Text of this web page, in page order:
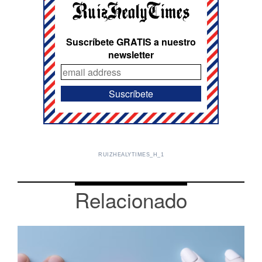
Suscríbete GRATIS a nuestro
newsletter
RUIZHEALYTIMES_H_1
Relacionado